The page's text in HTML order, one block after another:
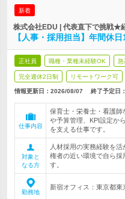
新着
株式会社EDU | 代表直下で挑戦★
【人事・採用担当】年間休
正社員 職種・業種未経験OK 急
完全週休2日制 リモートワーク可
情報更新日：2026/08/07 終了予定日：
仕事内容
保育士・栄養士・看護
や予算管理、KPI設定か
を支える仕事です。
対象と
なる方
人材採用の実務経験を
権者の近い環境で自ら採
す。
勤務地
新宿オフィス：東京都